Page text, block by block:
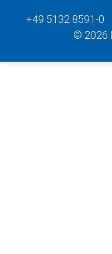
+49 5132 8591-0
© 2026